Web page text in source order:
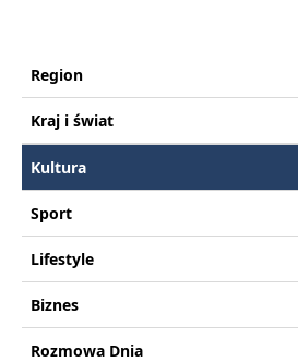
Region
Kraj i świat
Kultura
Sport
Lifestyle
Biznes
Rozmowa Dnia